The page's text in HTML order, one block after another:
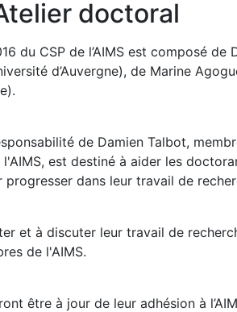
doctoral
du CSP de l’AIMS est composé de
d’Auvergne), de Marine
de Damien Talbot,
est destiné à aider les
progresser dans leur travail de
et à discuter leur travail de
de l'AIMS.
être à jour de leur adhésion à